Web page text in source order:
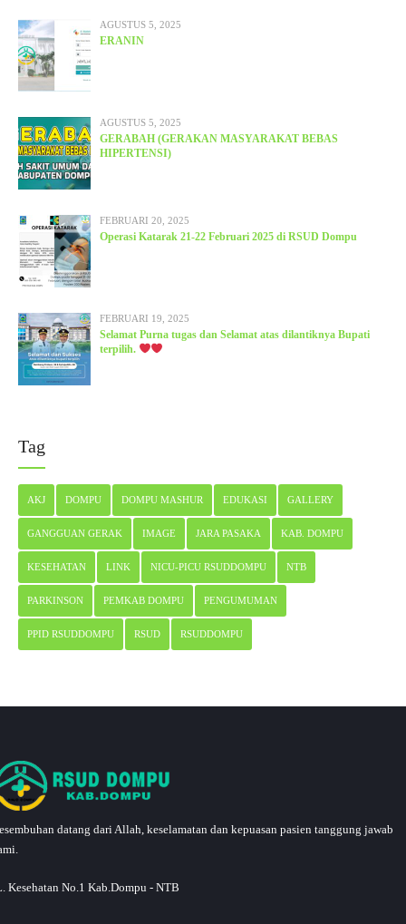
AGUSTUS 5, 2025
ERANIN
AGUSTUS 5, 2025
GERABAH (GERAKAN MASYARAKAT BEBAS
HIPERTENSI)
FEBRUARI 20, 2025
Operasi Katarak 21-22 Februari 2025 di RSUD Dompu
FEBRUARI 19, 2025
Selamat Purna tugas dan Selamat atas dilantiknya Bupati
terpilih.
Tag
AKJ DOMPU DOMPU MASHUR EDUKASI GALLERY
GANGGUAN GERAK IMAGE JARA PASAKA KAB. DOMPU
KESEHATAN LINK NICU-PICU RSUDDOMPU NTB
PARKINSON PEMKAB DOMPU PENGUMUMAN
PPID RSUDDOMPU RSUD RSUDDOMPU
datang dari Allah, keselamatan dan kepuasan pasien tanggung jawab
Kesehatan No.1 Kab.Dompu - NTB